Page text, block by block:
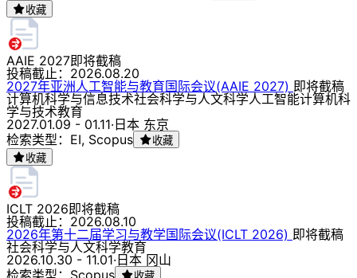
收藏
AAIE 2027即将截稿
投稿截止： 2026.08.20
2027年亚洲人工智能与教育国际会议(AAIE 2027) 即将截稿
计算机科学与信息技术社会科学与人文科学人工智能计算机科
学与技术教育
2027.01.09 - 01.11·日本 东京
检索类型：EI, Scopus
收藏
收藏
ICLT 2026即将截稿
投稿截止： 2026.08.10
2026年第十二届学习与教学国际会议(ICLT 2026) 即将截稿
社会科学与人文科学教育
2026.10.30 - 11.01·日本 冈山
检索类型：Scopus